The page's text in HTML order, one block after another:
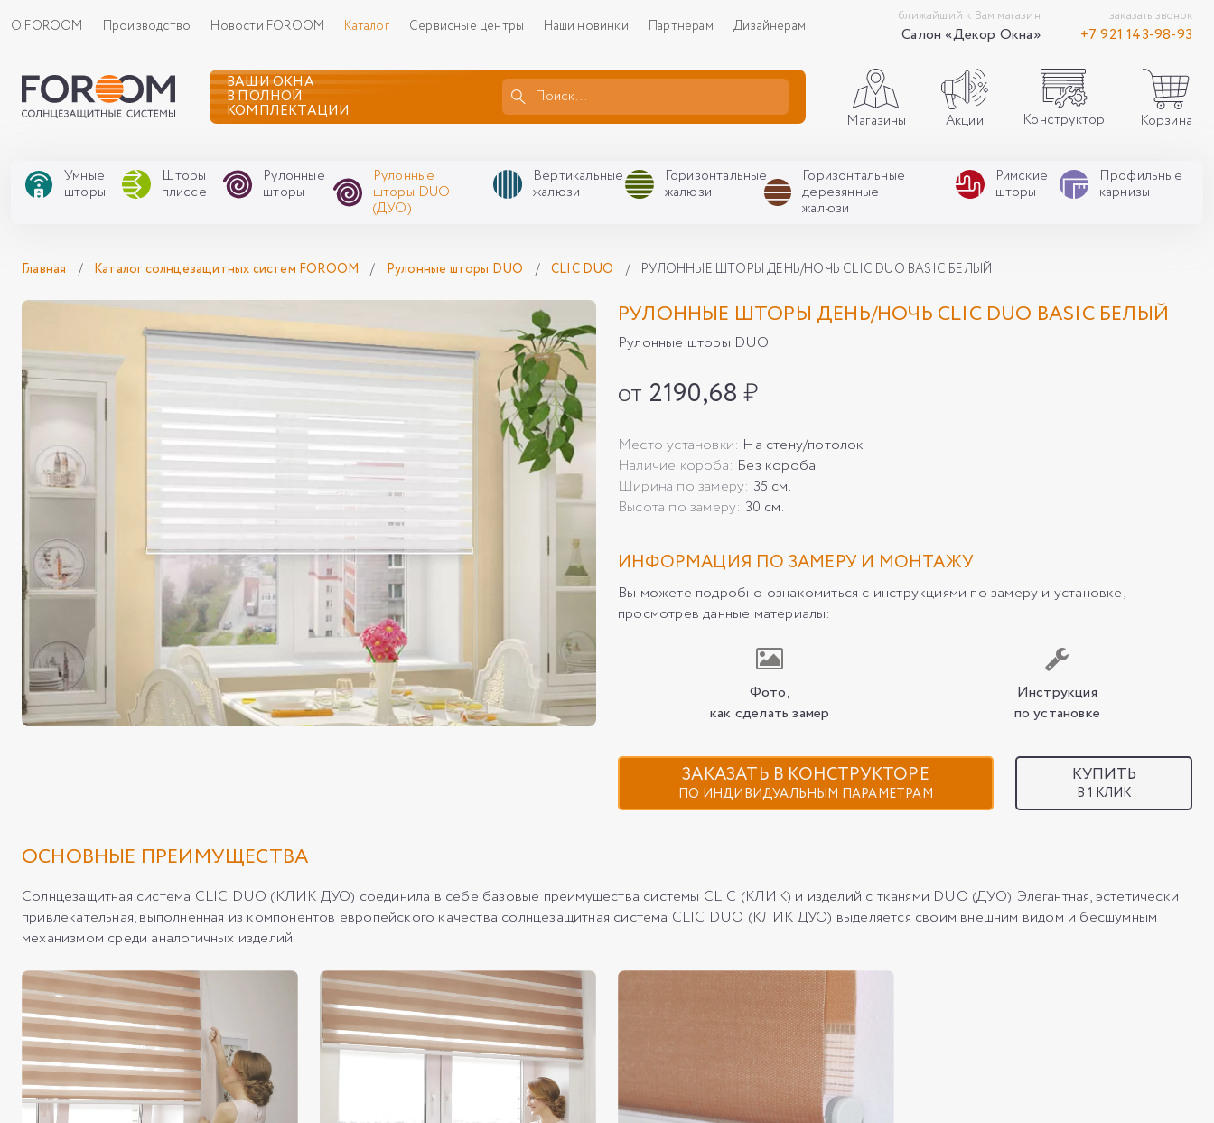
О FOROOM Производство Новости FOROOM Каталог Сервисные центры Наши новинки Партнерам Дизайнерам
ближайший к Вам магазин
Салон «Декор Окна»
заказать звонок
+7 921 143-98-93
ВАШИ ОКНА
В ПОЛНОЙ
КОМПЛЕКТАЦИИ
Магазины Акции Конструктор Корзина
Умные
шторы
Шторы
плиссе
Рулонные
шторы
Рулонные
шторы DUO
(ДУО)
Вертикальные
жалюзи
Горизонтальные
жалюзи
Горизонтальные
деревянные
жалюзи
Римские
шторы
Профильные
карнизы
Главная / Каталог солнцезащитных систем FOROOM / Рулонные шторы DUO / CLIC DUO / РУЛОННЫЕ ШТОРЫ ДЕНЬ/НОЧЬ CLIC DUO BASIC БЕЛЫЙ
РУЛОННЫЕ ШТОРЫ ДЕНЬ/НОЧЬ CLIC DUO BASIC БЕЛЫЙ
Рулонные шторы DUO
от 2190,68₽
Место установки: На стену/потолок
Наличие короба: Без короба
Ширина по замеру: 35 см.
Высота по замеру: 30 см.
ИНФОРМАЦИЯ ПО ЗАМЕРУ И МОНТАЖУ
Вы можете подробно ознакомиться с инструкциями по замеру и установке,
просмотрев данные материалы:
Фото,
как сделать замер
Инструкция
по установке
ЗАКАЗАТЬ В КОНСТРУКТОРЕ
ПО ИНДИВИДУАЛЬНЫМ ПАРАМЕТРАМ
КУПИТЬ
В 1 КЛИК
ОСНОВНЫЕ ПРЕИМУЩЕСТВА
Солнцезащитная система CLIC DUO (КЛИК ДУО) соединила в себе базовые преимущества системы CLIC (КЛИК) и изделий с тканями DUO (ДУО). Элегантная, эстетически
привлекательная, выполненная из компонентов европейского качества солнцезащитная система CLIC DUO (КЛИК ДУО) выделяется своим внешним видом и бесшумным
механизмом среди аналогичных изделий.